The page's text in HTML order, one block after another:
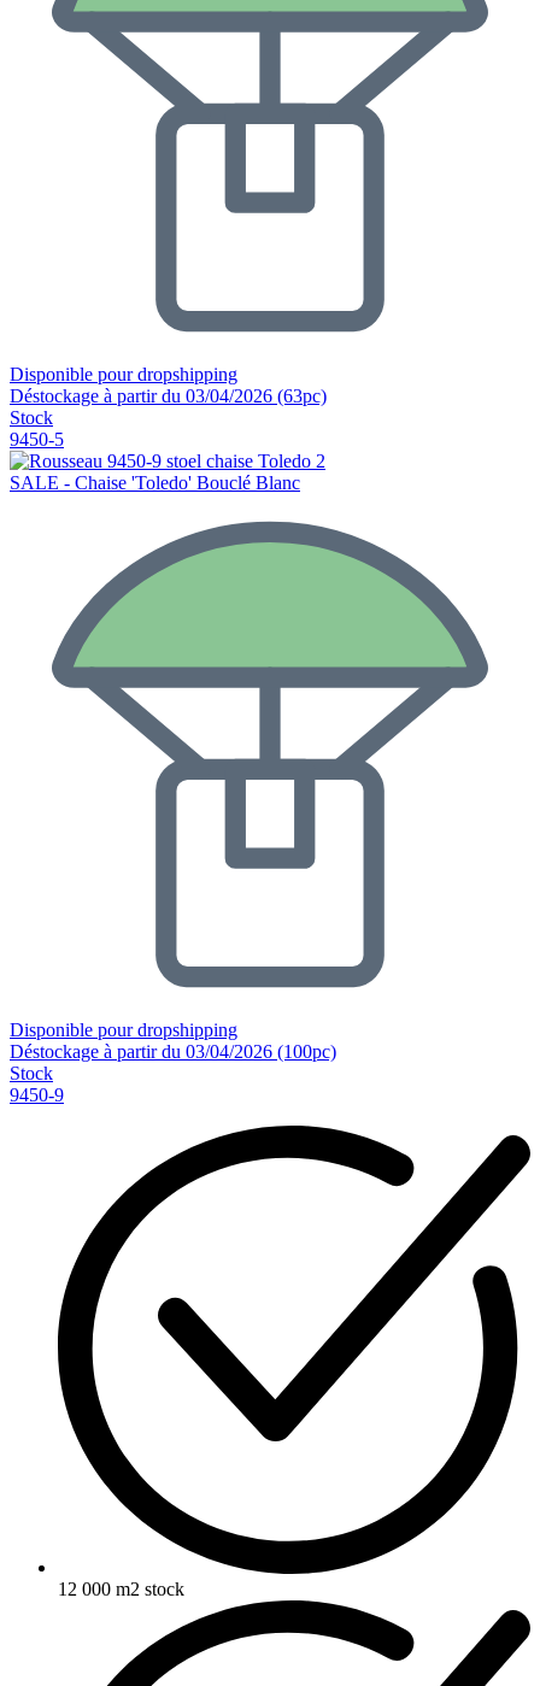
Disponible pour dropshipping
Déstockage à partir du 03/04/2026 (63pc)
Stock
9450-5
SALE - Chaise 'Toledo' Bouclé Blanc
Disponible pour dropshipping
Déstockage à partir du 03/04/2026 (100pc)
Stock
9450-9
12 000 m2 stock